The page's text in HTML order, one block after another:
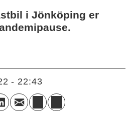
i Jönköping er
- 22:43